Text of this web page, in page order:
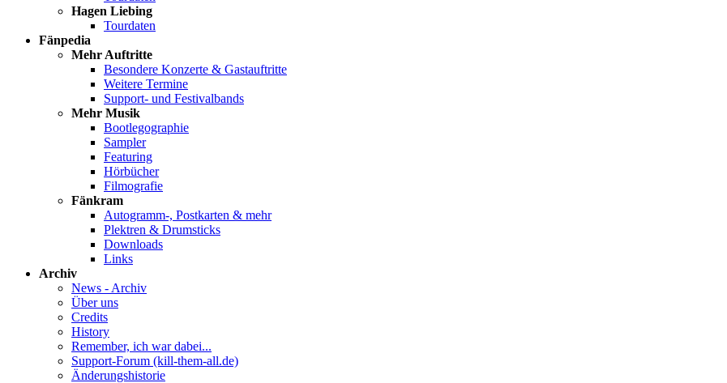
Hagen Liebing
Tourdaten
Fänpedia
Mehr Auftritte
Besondere Konzerte & Gastauftritte
Weitere Termine
Support- und Festivalbands
Mehr Musik
Bootlegographie
Sampler
Featuring
Hörbücher
Filmografie
Fänkram
Autogramm-, Postkarten & mehr
Plektren & Drumsticks
Downloads
Links
Archiv
News - Archiv
Über uns
Credits
History
Remember, ich war dabei...
Support-Forum (kill-them-all.de)
Änderungshistorie